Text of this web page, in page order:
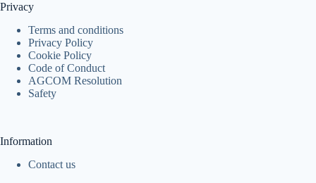
Privacy
Terms and conditions
Privacy Policy
Cookie Policy
Code of Conduct
AGCOM Resolution
Safety
Information
Contact us